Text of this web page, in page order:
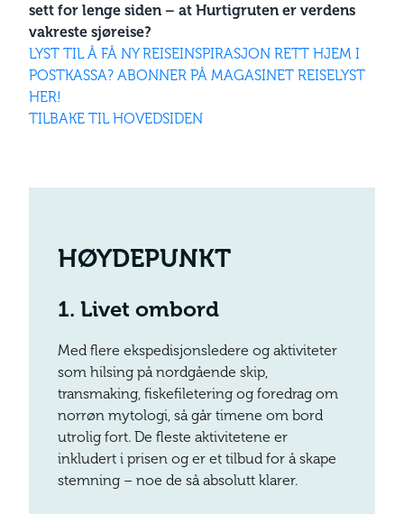
sett for lenge siden – at Hurtigruten er verdens
vakreste sjøreise?
LYST TIL Å FÅ NY REISEINSPIRASJON RETT HJEM I
POSTKASSA? ABONNER PÅ MAGASINET REISELYST
HER!
TILBAKE TIL HOVEDSIDEN
HØYDEPUNKT
1. Livet ombord
Med flere ekspedisjonsledere og aktiviteter
som hilsing på nordgående skip,
transmaking, fiskefiletering og foredrag om
norrøn mytologi, så går timene om bord
utrolig fort. De fleste aktivitetene er
inkludert i prisen og er et tilbud for å skape
stemning – noe de så absolutt klarer.